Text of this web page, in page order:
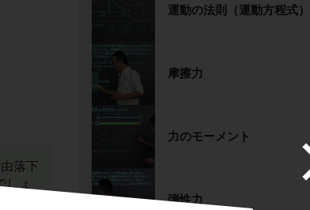
落下
しょ
と、
運動の法則（運動方程式）
摩擦力
力のモーメント
弾性力